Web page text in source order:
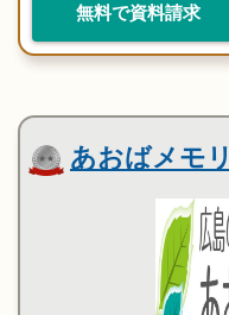
無料で資料請求
あおばメモ